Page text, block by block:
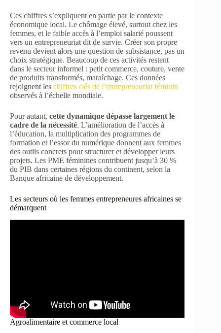
Ces chiffres s’expliquent en partie par le contexte
économique local. Le chômage élevé, surtout chez les
femmes, et le faible accès à l’emploi salarié poussent
vers un entrepreneuriat dit de survie. Créer son propre
revenu devient alors une question de subsistance, pas un
choix stratégique. Beaucoup de ces activités restent
dans le secteur informel : petit commerce, couture, vente
de produits transformés, maraîchage. Ces données
rejoignent les chiffres clés de l’entrepreneuriat féminin
observés à l’échelle mondiale.
Pour autant, cette dynamique dépasse largement le
cadre de la nécessité. L’amélioration de l’accès à
l’éducation, la multiplication des programmes de
formation et l’essor du numérique donnent aux femmes
des outils concrets pour structurer et développer leurs
projets. Les PME féminines contribuent jusqu’à 30 %
du PIB dans certaines régions du continent, selon la
Banque africaine de développement.
Les secteurs où les femmes entrepreneures africaines se
démarquent
Agroalimentaire et commerce local